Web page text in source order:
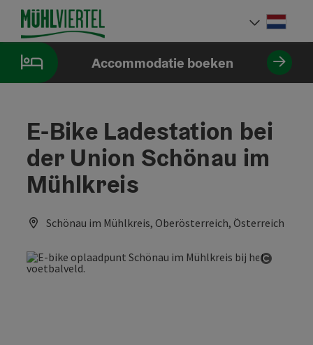
InhoudAccesskey
[0]
NavigatieAccesskey
[1]
PaginabeginAccesskey
[2]
Accommodatie boeken
E-Bike Ladestation bei
der Union Schönau im
Mühlkreis
Schönau im Mühlkreis, Oberösterreich, Österreich